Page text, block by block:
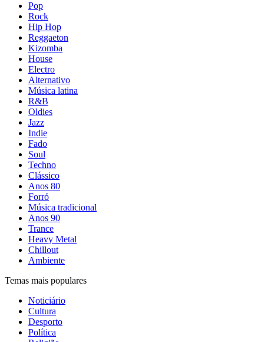
Pop
Rock
Hip Hop
Reggaeton
Kizomba
House
Electro
Alternativo
Música latina
R&B
Oldies
Jazz
Indie
Fado
Soul
Techno
Clássico
Anos 80
Forró
Música tradicional
Anos 90
Trance
Heavy Metal
Chillout
Ambiente
Temas mais populares
Noticiário
Cultura
Desporto
Política